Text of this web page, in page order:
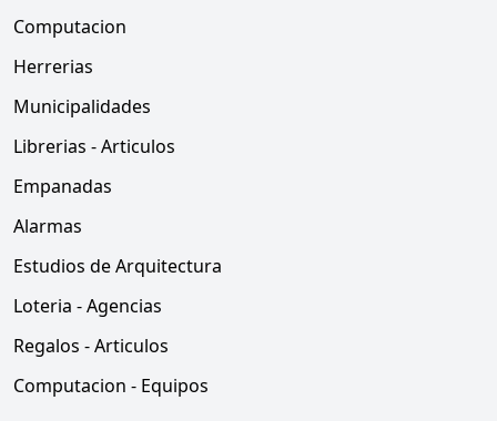
Computacion
Herrerias
Municipalidades
Librerias - Articulos
Empanadas
Alarmas
Estudios de Arquitectura
Loteria - Agencias
Regalos - Articulos
Computacion - Equipos